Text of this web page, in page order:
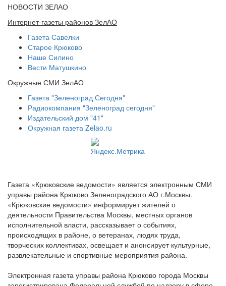
НОВОСТИ ЗЕЛАО
Интернет-газеты районов ЗелАО
Газета Савелки
Старое Крюково
Наше Силино
Вести Матушкино
Окружные СМИ ЗелАО
Газета "Зеленоград Сегодня"
Радиокомпания "Зеленоград сегодня"
Издательский дом "41"
Окружная газета Zelao.ru
Газета «Крюковские ведомости» является электронным СМИ
управы района Крюково Зеленоградского АО г.Москвы.
«Крюковские ведомости» информирует жителей о
деятельности Правительства Москвы, местных органов
исполнительной власти, рассказывает о событиях,
происходящих в районе, о ветеранах, людях труда,
творческих коллективах, освещает и анонсирует культурные,
развлекательные и спортивные мероприятия района.
Электронная газета управы района Крюково города Москвы